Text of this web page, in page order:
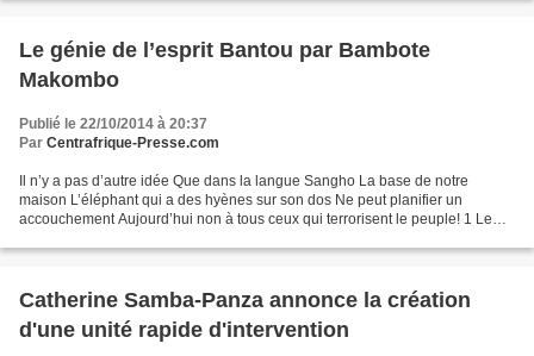
Le génie de l’esprit Bantou par Bambote
Makombo
Publié le 22/10/2014 à 20:37
Par Centrafrique-Presse.com
Il n’y a pas d’autre idée Que dans la langue Sangho La base de notre
maison L’éléphant qui a des hyènes sur son dos Ne peut planifier un
accouchement Aujourd’hui non à tous ceux qui terrorisent le peuple! 1 Le
Catherine Samba-Panza annonce la création
d'une unité rapide d'intervention